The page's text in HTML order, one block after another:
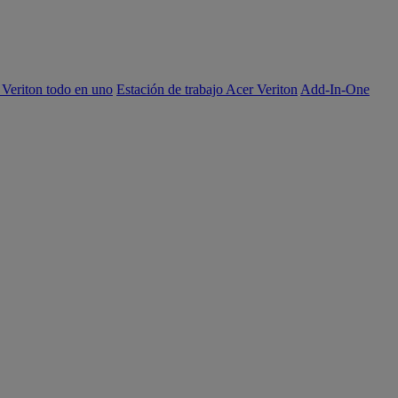
todo en uno Estación de trabajo Acer Veriton Add-In-One